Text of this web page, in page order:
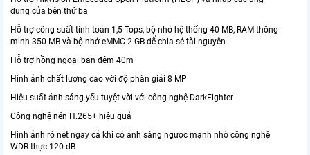
dụng của bên thứ ba
Hỗ trợ công suất tính toán 1,5 Tops, bộ nhớ hệ thống 40 MB, RAM thông
minh 350 MB và bộ nhớ eMMC 2 GB để chia sẻ tài nguyên
Hỗ trợ hồng ngoại ban đêm 40m
Hình ảnh chất lượng cao với độ phân giải 8 MP
Hiệu suất ánh sáng yếu tuyệt vời với công nghệ DarkFighter
Công nghệ nén H.265+ hiệu quả
Hình ảnh rõ nét ngay cả khi có ánh sáng ngược mạnh nhờ công nghệ
WDR thực 120 dB